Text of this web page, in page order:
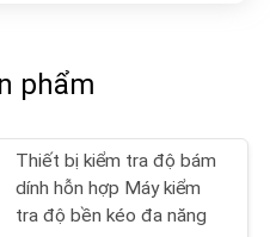
phẩm
Thiết bị kiểm tra độ bám
dính hỗn hợp Máy kiểm
tra độ bền kéo đa năng